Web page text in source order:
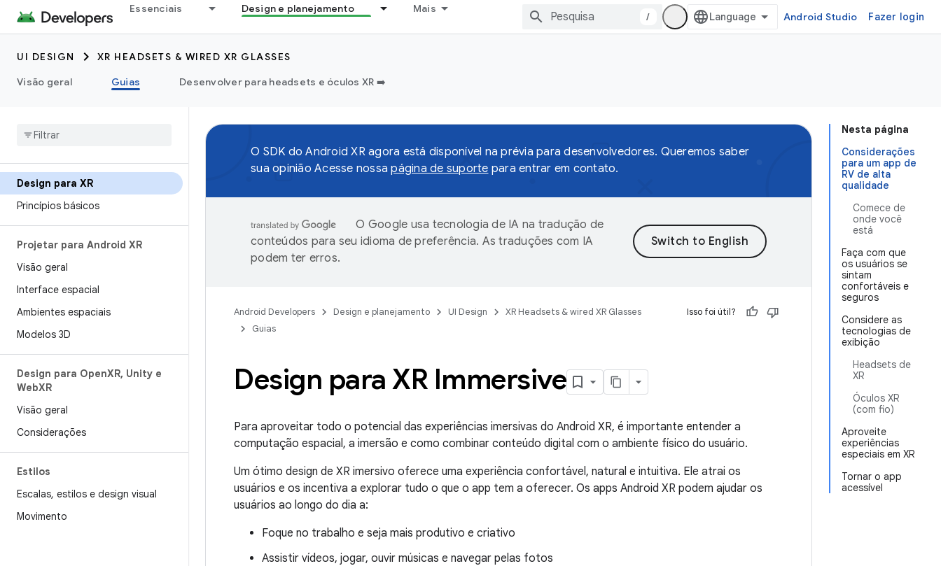
Essenciais Design e planejamento Mais
/ Android Studio Fazer login
UI DESIGN
XR HEADSETS & WIRED XR GLASSES
Visão geral
Guias Desenvolver para headsets e óculos XR ➡️
Design para XR
Princípios básicos
Projetar para Android XR
Visão geral
Interface espacial
Ambientes espaciais
Modelos 3D
Design para OpenXR, Unity e
WebXR
Visão geral
Considerações
Estilos
Escalas, estilos e design visual
Movimento
Nesta página
Considerações
para um app de
RV de alta
qualidade
Comece de
onde você
está
Faça com que
os usuários se
sintam
confortáveis e
seguros
Considere as
tecnologias de
exibição
Headsets de
XR
Óculos XR
(com fio)
Aproveite
experiências
especiais em XR
Tornar o app
acessível
O SDK do Android XR agora está disponível na prévia para desenvolvedores. Queremos saber
sua opinião Acesse nossapágina de suporte para entrar em contato.
O Google usa tecnologia de IA na tradução de
conteúdos para seu idioma de preferência. As traduções com IA
podem ter erros.
Android Developers Design e planejamento UI Design
XR Headsets & wired XR Glasses
Guias
Isso foi útil?
Design para XR Immersive
Para aproveitar todo o potencial das experiências imersivas do Android XR, é importante entender a
computação espacial, a imersão e como combinar conteúdo digital com o ambiente físico do usuário.
Um ótimo design de XR imersivo oferece uma experiência confortável, natural e intuitiva. Ele atrai os
usuários e os incentiva a explorar tudo o que o app tem a oferecer. Os apps Android XR podem ajudar os
usuários ao longo do dia a:
Foque no trabalho e seja mais produtivo e criativo
Assistir vídeos, jogar, ouvir músicas e navegar pelas fotos